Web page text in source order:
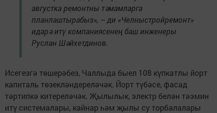
августка ремонтны тәмамларга
планлаштырабыз», – ди «Челныстройремонт»
идарә итү компаниясенең баш инженеры
Руслан Шәйхетдинов.
Исегезгә төшерәбез, Чаллыда быел 108 күпкатлы йорт
капиталь төзекләндереләчәк. Йорт түбәсе, фасад
тәртипкә китереләчәк. Җылылык, электр белән тәэмин
итү системалары, кайнар һәм җылы су торбалалары